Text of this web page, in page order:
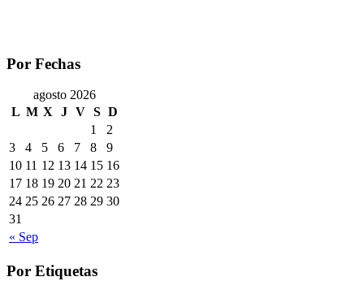
Por Fechas
agosto 2026
L M X J V S D
« Sep
1
2
3
4 5 6 7 8
9
10 11 12 13 14 15 16
17 18 19 20 21 22 23
24 25 26 27 28 29 30
31
Por Etiquetas